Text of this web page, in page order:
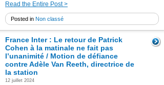
Read the Entire Post >
Posted in Non classé
France Inter : Le retour de Patrick
Cohen à la matinale ne fait pas
l’unanimité / Motion de défiance
contre Adèle Van Reeth, directrice de
la station
12 juillet 2024